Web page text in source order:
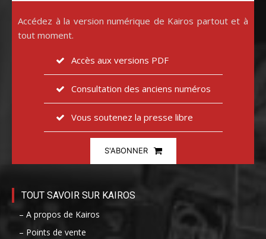
Accédez à la version numérique de Kairos partout et à
tout moment.
Accès aux versions PDF
Consultation des anciens numéros
Vous soutenez la presse libre
S'ABONNER
TOUT SAVOIR SUR KAIROS
– A propos de Kairos
– Points de vente